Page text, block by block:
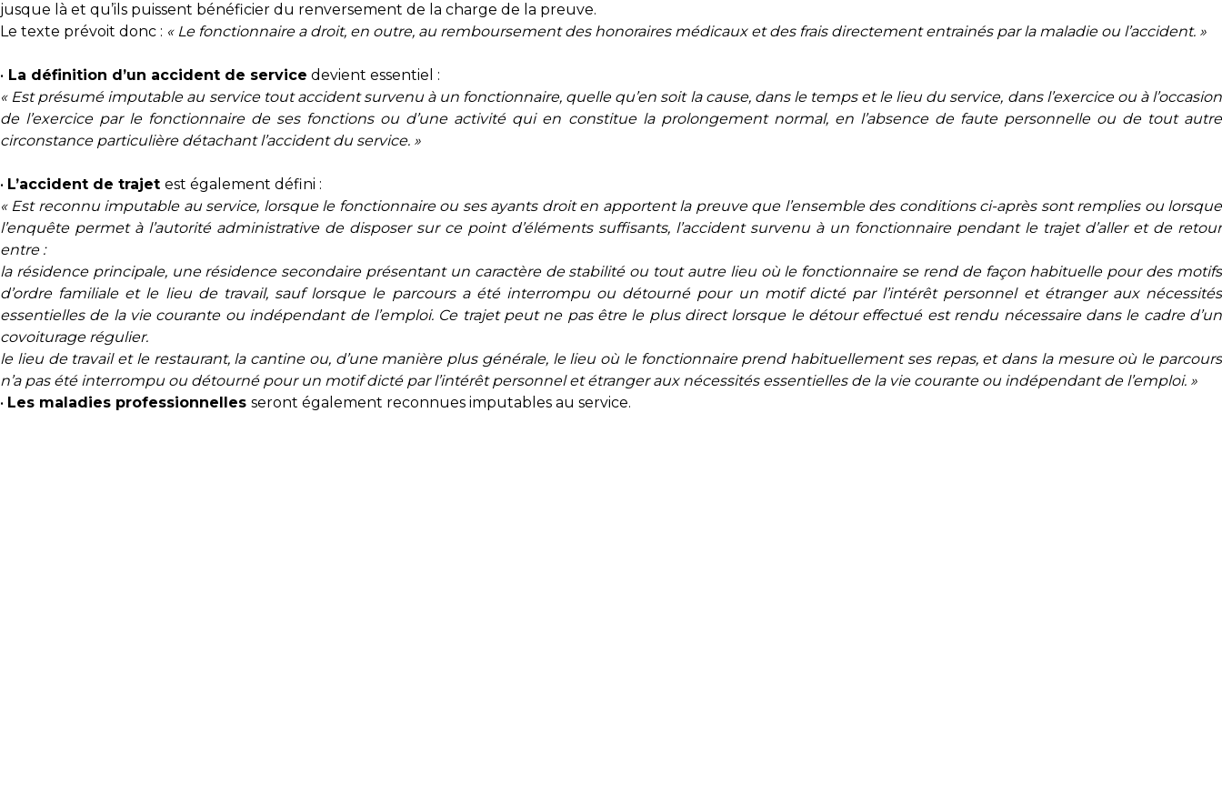
jusque là et qu’ils puissent bénéficier du renversement de la charge de la preuve.
Le texte prévoit donc : « Le fonctionnaire a droit, en outre, au remboursement des honoraires médicaux et des frais directement entrainés par la maladie ou l’accident. »
• La définition d’un accident de service devient essentiel :
« Est présumé imputable au service tout accident survenu à un fonctionnaire, quelle qu’en soit la cause, dans le temps et le lieu du service, dans l’exercice ou à l’occasion
de l’exercice par le fonctionnaire de ses fonctions ou d’une activité qui en constitue la prolongement normal, en l’absence de faute personnelle ou de tout autre
circonstance particulière détachant l’accident du service. »
• L’accident de trajet est également défini :
« Est reconnu imputable au service, lorsque le fonctionnaire ou ses ayants droit en apportent la preuve que l’ensemble des conditions ci-après sont remplies ou lorsque
l’enquête permet à l’autorité administrative de disposer sur ce point d’éléments suffisants, l’accident survenu à un fonctionnaire pendant le trajet d’aller et de retour
entre :
la résidence principale, une résidence secondaire présentant un caractère de stabilité ou tout autre lieu où le fonctionnaire se rend de façon habituelle pour des motifs
d’ordre familiale et le lieu de travail, sauf lorsque le parcours a été interrompu ou détourné pour un motif dicté par l’intérêt personnel et étranger aux nécessités
essentielles de la vie courante ou indépendant de l’emploi. Ce trajet peut ne pas être le plus direct lorsque le détour effectué est rendu nécessaire dans le cadre d’un
covoiturage régulier.
le lieu de travail et le restaurant, la cantine ou, d’une manière plus générale, le lieu où le fonctionnaire prend habituellement ses repas, et dans la mesure où le parcours
n’a pas été interrompu ou détourné pour un motif dicté par l’intérêt personnel et étranger aux nécessités essentielles de la vie courante ou indépendant de l’emploi. »
• Les maladies professionnelles seront également reconnues imputables au service.